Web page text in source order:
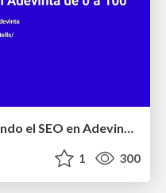
Cómo estamos transformando el SEO en Adevinta de 0 a 100 - Clinic SEO Barcelona 2019
1 300